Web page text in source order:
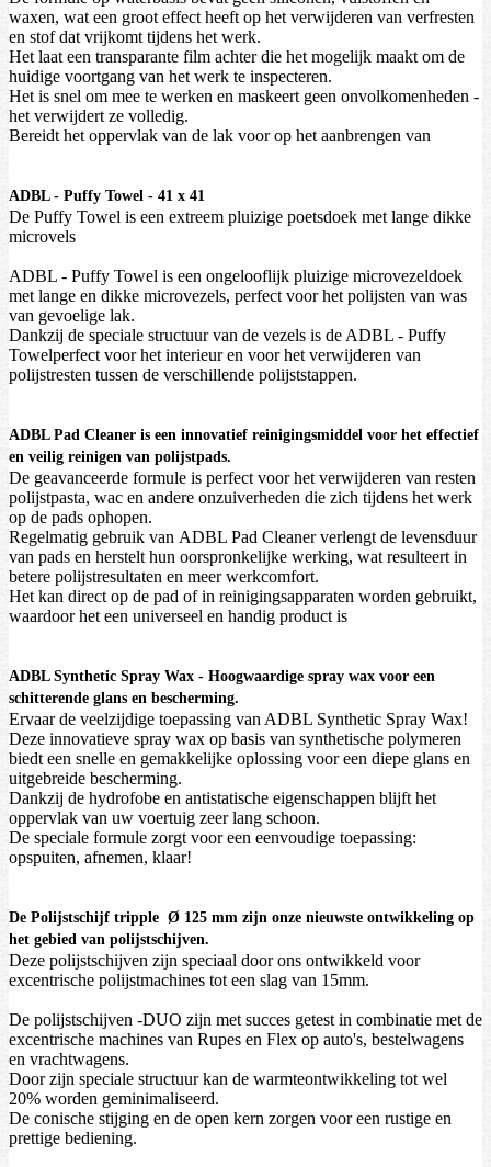
waxen, wat een groot effect heeft op het verwijderen van verfresten
en stof dat vrijkomt tijdens het werk.
Het laat een transparante film achter die het mogelijk maakt om de
huidige voortgang van het werk te inspecteren.
Het is snel om mee te werken en maskeert geen onvolkomenheden -
het verwijdert ze volledig.
Bereidt het oppervlak van de lak voor op het aanbrengen van
ADBL - Puffy Towel - 41 x 41
De Puffy Towel is een extreem pluizige poetsdoek met lange dikke
microvels
ADBL - Puffy Towel is een ongelooflijk pluizige microvezeldoek
met lange en dikke microvezels, perfect voor het polijsten van was
van gevoelige lak.
Dankzij de speciale structuur van de vezels is de ADBL - Puffy
Towelperfect voor het interieur en voor het verwijderen van
polijstresten tussen de verschillende polijststappen.
ADBL Pad Cleaner is een innovatief reinigingsmiddel voor het effectief
en veilig reinigen van polijstpads.
De geavanceerde formule is perfect voor het verwijderen van resten
polijstpasta, wac en andere onzuiverheden die zich tijdens het werk
op de pads ophopen.
Regelmatig gebruik van ADBL Pad Cleaner verlengt de levensduur
van pads en herstelt hun oorspronkelijke werking, wat resulteert in
betere polijstresultaten en meer werkcomfort.
Het kan direct op de pad of in reinigingsapparaten worden gebruikt,
waardoor het een universeel en handig product is
ADBL Synthetic Spray Wax - Hoogwaardige spray wax voor een
schitterende glans en bescherming.
Ervaar de veelzijdige toepassing van ADBL Synthetic Spray Wax!
Deze innovatieve spray wax op basis van synthetische polymeren
biedt een snelle en gemakkelijke oplossing voor een diepe glans en
uitgebreide bescherming.
Dankzij de hydrofobe en antistatische eigenschappen blijft het
oppervlak van uw voertuig zeer lang schoon.
De speciale formule zorgt voor een eenvoudige toepassing:
opspuiten, afnemen, klaar!
De Polijstschijf tripple Ø 125 mm zijn onze nieuwste ontwikkeling op
het gebied van polijstschijven.
Deze polijstschijven zijn speciaal door ons ontwikkeld voor
excentrische polijstmachines tot een slag van 15mm.
De polijstschijven -DUO zijn met succes getest in combinatie met de
excentrische machines van Rupes en Flex op auto's, bestelwagens
en vrachtwagens.
Door zijn speciale structuur kan de warmteontwikkeling tot wel
20% worden geminimaliseerd.
De conische stijging en de open kern zorgen voor een rustige en
prettige bediening.